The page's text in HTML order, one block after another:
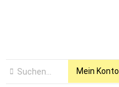
Mein Konto